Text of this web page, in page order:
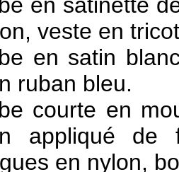
veste en
en satin
ruban bleu.
courte en
appliqué de
en nylon,